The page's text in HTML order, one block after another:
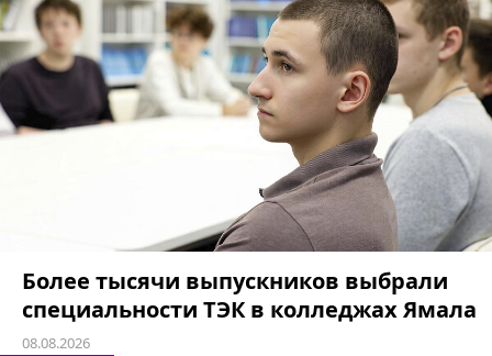
Более тысячи выпускников выбрали
специальности ТЭК в колледжах Ямала
08.08.2026